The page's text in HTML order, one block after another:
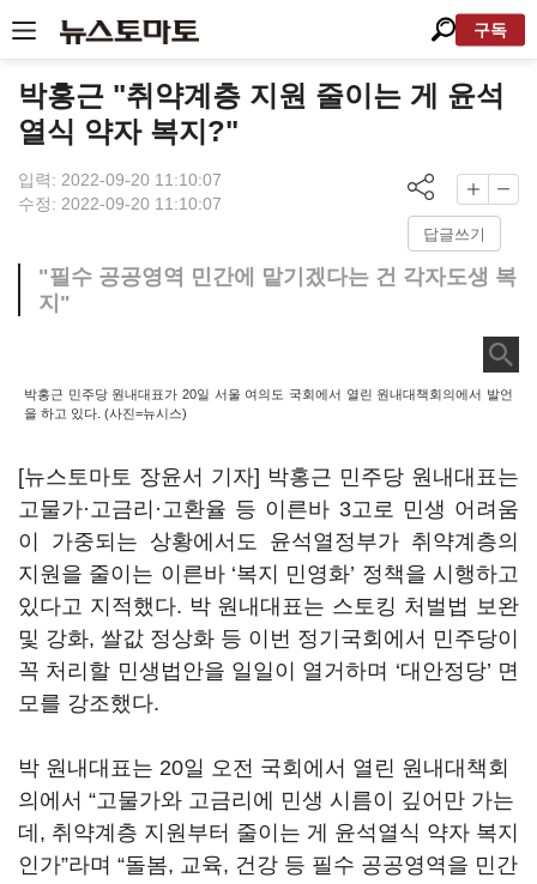
구독
박홍근 "취약계층 지원 줄이는 게 윤석
열식 약자 복지?"
입력: 2022-09-20 11:10:07
수정: 2022-09-20 11:10:07
답글쓰기
"필수 공공영역 민간에 맡기겠다는 건 각자도생 복
지"
박홍근 민주당 원내대표가 20일 서울 여의도 국회에서 열린 원내대책회의에서 발언
을 하고 있다. (사진=뉴시스)
[뉴스토마토 장윤서 기자] 박홍근 민주당 원내대표는
고물가·고금리·고환율 등 이른바 3고로 민생 어려움
이 가중되는 상황에서도 윤석열정부가 취약계층의
지원을 줄이는 이른바 ‘복지 민영화’ 정책을 시행하고
있다고 지적했다. 박 원내대표는 스토킹 처벌법 보완
및 강화, 쌀값 정상화 등 이번 정기국회에서 민주당이
꼭 처리할 민생법안을 일일이 열거하며 ‘대안정당’ 면
모를 강조했다.
박 원내대표는 20일 오전 국회에서 열린 원내대책회
의에서 “고물가와 고금리에 민생 시름이 깊어만 가는
데, 취약계층 지원부터 줄이는 게 윤석열식 약자 복지
인가”라며 “돌봄, 교육, 건강 등 필수 공공영역을 민간